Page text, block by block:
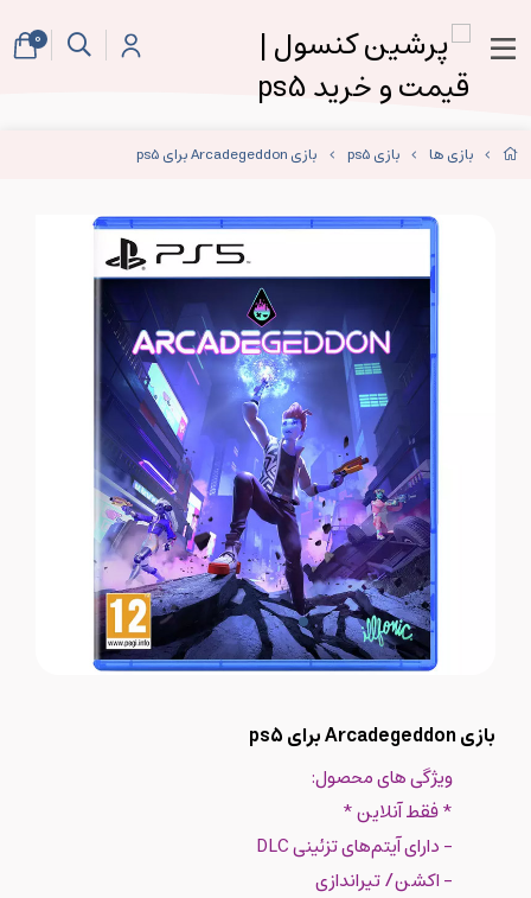
بازی ها بازی ps5 بازی Arcadegeddon برای ps5
بازی Arcadegeddon برای ps5
ویژگی های محصول:
* فقط آنلاین *
- دارای آیتم‌های تزئینی DLC
- اکشن/ تیراندازی
0